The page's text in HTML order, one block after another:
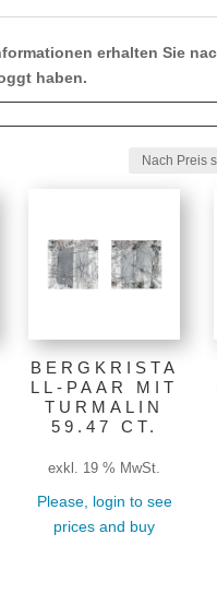
erhalten Sie
haben.
BERGKRISTA
LL-PAAR MIT
TURMALIN
59.47 CT.
exkl. 19 % MwSt.
Please, login to see
prices and buy